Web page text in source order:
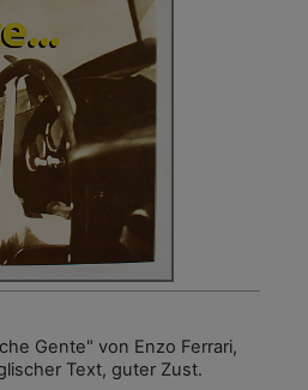
Gente" von Enzo Ferrari,
Text, guter Zust.